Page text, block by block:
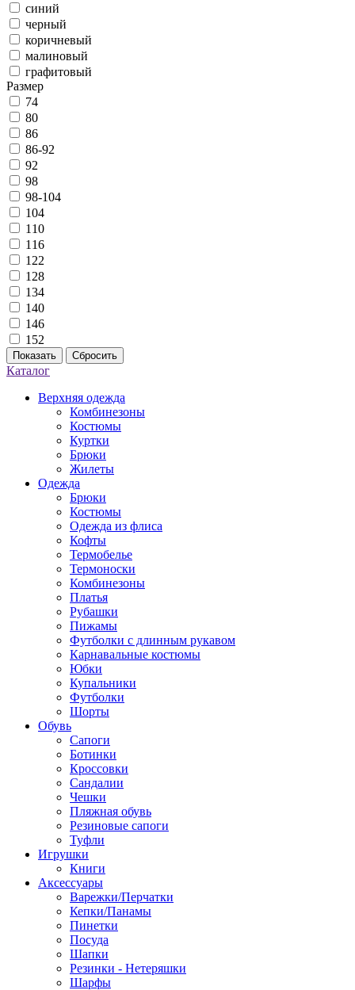
синий
черный
коричневый
малиновый
графитовый
Размер
74
80
86
86-92
92
98
98-104
104
110
116
122
128
134
140
146
152
Показать Сбросить
Каталог
Верхняя одежда
Комбинезоны
Костюмы
Куртки
Брюки
Жилеты
Одежда
Брюки
Костюмы
Одежда из флиса
Кофты
Термобелье
Термоноски
Комбинезоны
Платья
Рубашки
Пижамы
Футболки с длинным рукавом
Карнавальные костюмы
Юбки
Купальники
Футболки
Шорты
Обувь
Сапоги
Ботинки
Кроссовки
Сандалии
Чешки
Пляжная обувь
Резиновые сапоги
Туфли
Игрушки
Книги
Аксессуары
Варежки/Перчатки
Кепки/Панамы
Пинетки
Посуда
Шапки
Резинки - Нетеряшки
Шарфы